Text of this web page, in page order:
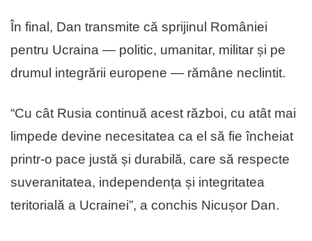
În final, Dan transmite că sprijinul României
pentru Ucraina — politic, umanitar, militar și pe
drumul integrării europene — rămâne neclintit.
“Cu cât Rusia continuă acest război, cu atât mai
limpede devine necesitatea ca el să fie încheiat
printr-o pace justă și durabilă, care să respecte
suveranitatea, independența și integritatea
teritorială a Ucrainei”, a conchis Nicușor Dan.